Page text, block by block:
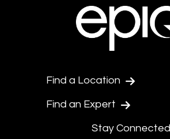
Find a Location
Find an Expert
Stay Connected